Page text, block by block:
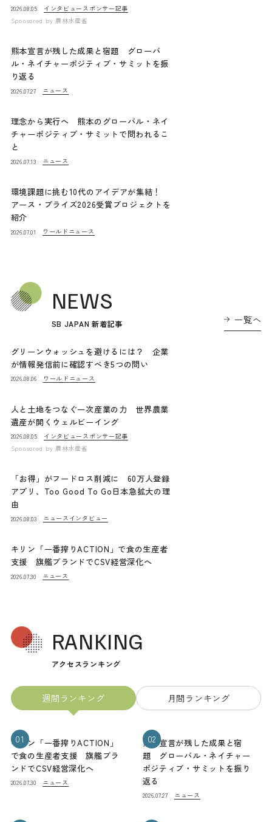
2026.08.05 インタビュー スポンサー記事
Sponsored by 農林水産省
熊本宣言が残した成果と宿題 グローバ
ル・ネイチャーポジティブ・サミットを振
り返る
2026.07.27 ニュース
理念から実行へ 熊本のグローバル・ネイ
チャーポジティブ・サミットで問われるこ
と
2026.07.13 ニュース
環境課題に挑む10代のアイデアが集結！
アース・プライズ2026受賞プロジェクトを
紹介
2026.07.01 ワールドニュース
NEWS
SB JAPAN 新着記事 一覧へ
グリーンウォッシュを避けるには？ 企業
が情報発信前に確認すべき5つの問い
2026.08.06 ワールドニュース
人と土地をつなぐ一次産業の力 世界農業
遺産が開くウェルビーイング
2026.08.05 インタビュー スポンサー記事
Sponsored by 農林水産省
「お得」がフードロス削減に 60万人登録
アプリ、Too Good To Go日本急拡大の理
由
2026.08.03 ニュース インタビュー
キリン「一番搾りACTION」で食の生産者
支援 旗艦ブランドでCSV経営深化へ
2026.07.30 ニュース
RANKING
アクセスランキング
週間ランキング 月間ランキング
01
キリン「一番搾りACTION」
で食の生産者支援 旗艦ブラ
ンドでCSV経営深化へ
2026.07.30 ニュース
02
熊本宣言が残した成果と宿
題 グローバル・ネイチャー
ポジティブ・サミットを振り
返る
2026.07.27 ニュース